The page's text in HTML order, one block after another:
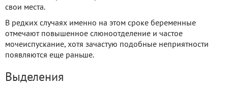
свои места.
В редких случаях именно на этом сроке беременные
отмечают повышенное слюноотделение и частое
мочеиспускание, хотя зачастую подобные неприятности
появляются еще раньше.
Выделения